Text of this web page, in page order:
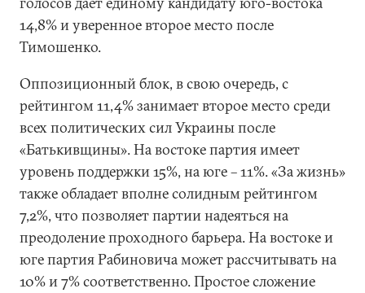
14,8% и уверенное второе место после
Тимошенко.
Оппозиционный блок, в свою очередь, с
рейтингом 11,4% занимает второе место среди
всех политических сил Украины после
«Батькивщины». На востоке партия имеет
уровень поддержки 15%, на юге – 11%. «За жизнь»
также обладает вполне солидным рейтингом
7,2%, что позволяет партии надеяться на
преодоление проходного барьера. На востоке и
юге партия Рабиновича может рассчитывать на
10% и 7% соответственно. Простое сложение